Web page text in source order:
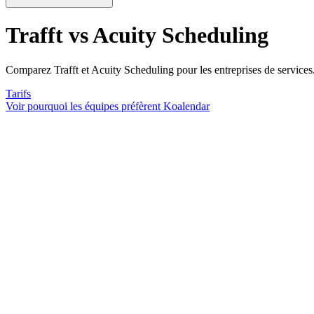
Trafft vs Acuity Scheduling
Comparez Trafft et Acuity Scheduling pour les entreprises de
Tarifs
Voir pourquoi les équipes préfèrent Koalendar